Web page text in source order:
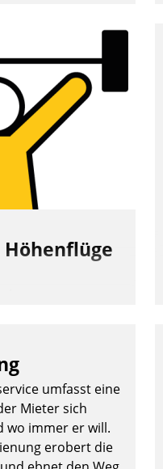
Höhenflüge
in
und -
umfasst eine
Mieter sich
wo immer er will.
erobert die